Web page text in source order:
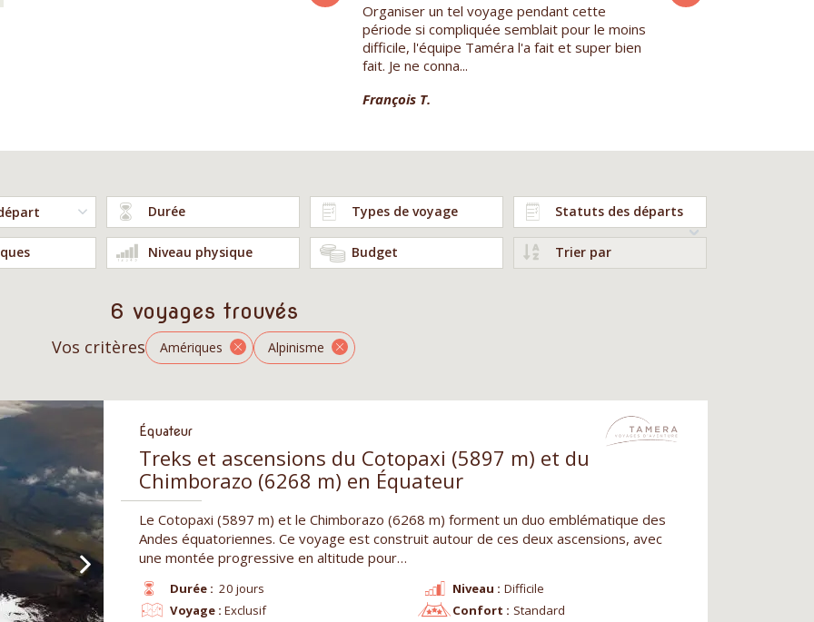
Organiser un tel voyage pendant cette
période si compliquée semblait pour le moins
difficile, l'équipe Taméra l'a fait et super bien
fait. Je ne conna...
François T.
Dans cette période
Durée Types de voyage Statuts des départs
Niveau physique Budget Trier par
6 voyages trouvés
Vos critères Amériques Alpinisme
Équateur
Treks et ascensions du Cotopaxi (5897 m) et du
Chimborazo (6268 m) en Équateur
Le Cotopaxi (5897 m) et le Chimborazo (6268 m) forment un duo emblématique des
Andes équatoriennes. Ce voyage est construit autour de ces deux ascensions, avec
une montée progressive en altitude pour…
Durée : 20 jours Niveau : Difficile
Voyage : Exclusif Confort : Standard